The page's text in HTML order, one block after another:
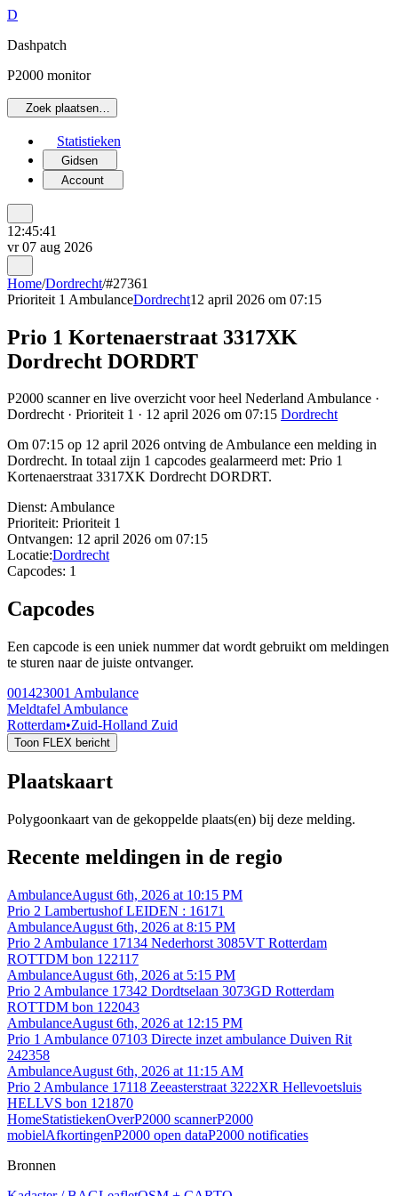
D
Dashpatch
P2000 monitor
Zoek plaatsen…
Statistieken
Gidsen
Account
12:45:41
vr 07 aug 2026
Home/Dordrecht/#27361
Prioriteit 1 AmbulanceDordrecht12 april 2026 om 07:15
Prio 1 Kortenaerstraat 3317XK
Dordrecht DORDRT
P2000 scanner en live overzicht voor heel Nederland Ambulance ·
Dordrecht · Prioriteit 1 · 12 april 2026 om 07:15 Dordrecht
Om 07:15 op 12 april 2026 ontving de Ambulance een melding in
Dordrecht. In totaal zijn 1 capcodes gealarmeerd met: Prio 1
Kortenaerstraat 3317XK Dordrecht DORDRT.
Dienst: Ambulance
Prioriteit: Prioriteit 1
Ontvangen: 12 april 2026 om 07:15
Locatie:Dordrecht
Capcodes: 1
Capcodes
Een capcode is een uniek nummer dat wordt gebruikt om meldingen
te sturen naar de juiste ontvanger.
001423001 Ambulance
Meldtafel Ambulance
Rotterdam•Zuid-Holland Zuid
Toon FLEX bericht
Plaatskaart
Polygoonkaart van de gekoppelde plaats(en) bij deze melding.
Recente meldingen in de regio
AmbulanceAugust 6th, 2026 at 10:15 PM
Prio 2 Lambertushof LEIDEN : 16171
AmbulanceAugust 6th, 2026 at 8:15 PM
Prio 2 Ambulance 17134 Nederhorst 3085VT Rotterdam
ROTTDM bon 122117
AmbulanceAugust 6th, 2026 at 5:15 PM
Prio 2 Ambulance 17342 Dordtselaan 3073GD Rotterdam
ROTTDM bon 122043
AmbulanceAugust 6th, 2026 at 12:15 PM
Prio 1 Ambulance 07103 Directe inzet ambulance Duiven Rit
242358
AmbulanceAugust 6th, 2026 at 11:15 AM
Prio 2 Ambulance 17118 Zeeasterstraat 3222XR Hellevoetsluis
HELLVS bon 121870
HomeStatistiekenOverP2000 scannerP2000
mobielAfkortingenP2000 open dataP2000 notificaties
Bronnen